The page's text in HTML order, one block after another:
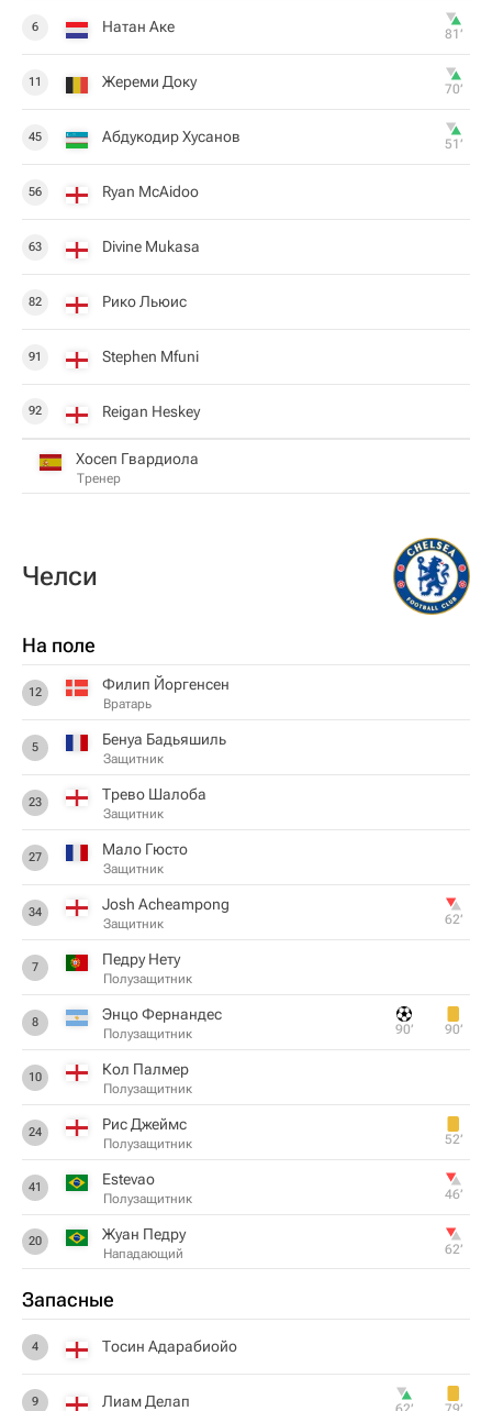
6 Натан Аке 81‎’‎
11 Жереми Доку 70‎’‎
45 Абдукодир Хусанов 51‎’‎
56 Ryan McAidoo
63 Divine Mukasa
82 Рико Льюис
91 Stephen Mfuni
92 Reigan Heskey
Хосеп Гвардиола
Тренер
Челси
На поле
12 Филип Йоргенсен
Вратарь
5 Бенуа Бадьяшиль
Защитник
23 Трево Шалоба
Защитник
27 Мало Гюсто
Защитник
34 Josh Acheampong
Защитник 62‎’‎
7 Педру Нету
Полузащитник
8 Энцо Фернандес
Полузащитник 90‎’‎ 90‎’‎
10 Кол Палмер
Полузащитник
24 Рис Джеймс
Полузащитник 52‎’‎
41 Estevao
Полузащитник 46‎’‎
20 Жуан Педру
Нападающий 62‎’‎
Запасные
4 Тосин Адарабиойо
9 Лиам Делап